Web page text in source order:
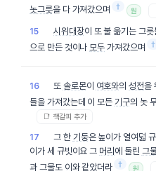
놋그릇을 다 가져갔으며 † 원
15 시위대장이 또 불 옮기는 그
으로 만든 것이나 모두 가져갔으며 †
16 또 솔로몬이 여호와의성전을
들을 가져갔는데 이 모든기구의 놋
📑 책갈피 추가
17 그 한 기둥은 높이가 열여덟
이가 세 규빗이요 그 머리 에 둘린 그
과 그물도 이와같았더라 † 원